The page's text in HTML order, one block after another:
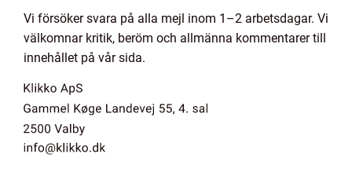
Vi försöker svara på alla mejl inom 1–2 arbetsdagar. Vi
välkomnar kritik, beröm och allmänna kommentarer till
innehållet på vår sida.